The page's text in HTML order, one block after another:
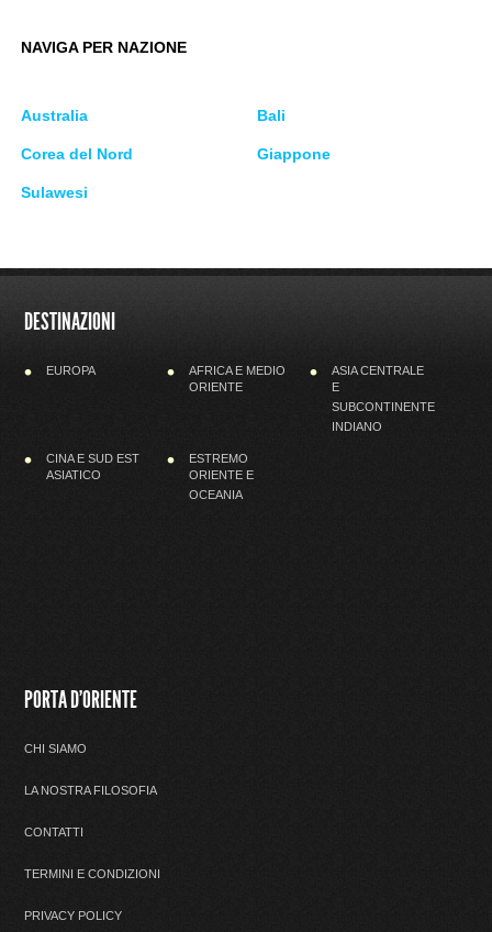
NAVIGA PER NAZIONE
Australia Bali
Corea del Nord Giappone
Sulawesi
DESTINAZIONI
EUROPA AFRICA E MEDIO
ORIENTE
ASIA CENTRALE
E
SUBCONTINENTE
INDIANO
CINA E SUD EST
ASIATICO
ESTREMO
ORIENTE E
OCEANIA
PORTA D'ORIENTE
CHI SIAMO
LA NOSTRA FILOSOFIA
CONTATTI
TERMINI E CONDIZIONI
PRIVACY POLICY